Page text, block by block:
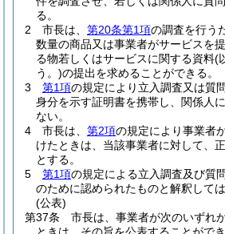
る。
2
市長は、 第20条第1項の調査を行う
数量の商品又は事業者がサービスを
る物若しくはサービスに関する資料(
う。)の提出を求めることができる。
3
第1項の規定により立入調査又は質
身分を示す証明書を携帯し、関係人
ない。
4
市長は、 第2項の規定により事業者
けたときは、当該事業者に対して、
とする。
5
第1項の規定による立入調査及び質
のために認められたものと解釈しては
(公表)
第37条
市長は、事業者が次のいずれ
ときは、その旨を公表することができ